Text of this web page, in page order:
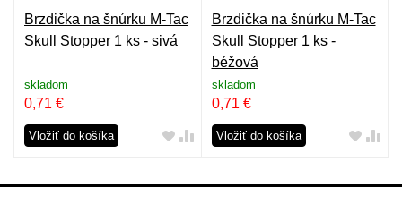
Brzdička na šnúrku M-Tac
Skull Stopper 1 ks - sivá
skladom
0,71 €
Vložiť do košíka
Brzdička na šnúrku M-Tac
Skull Stopper 1 ks -
béžová
skladom
0,71 €
Vložiť do košíka